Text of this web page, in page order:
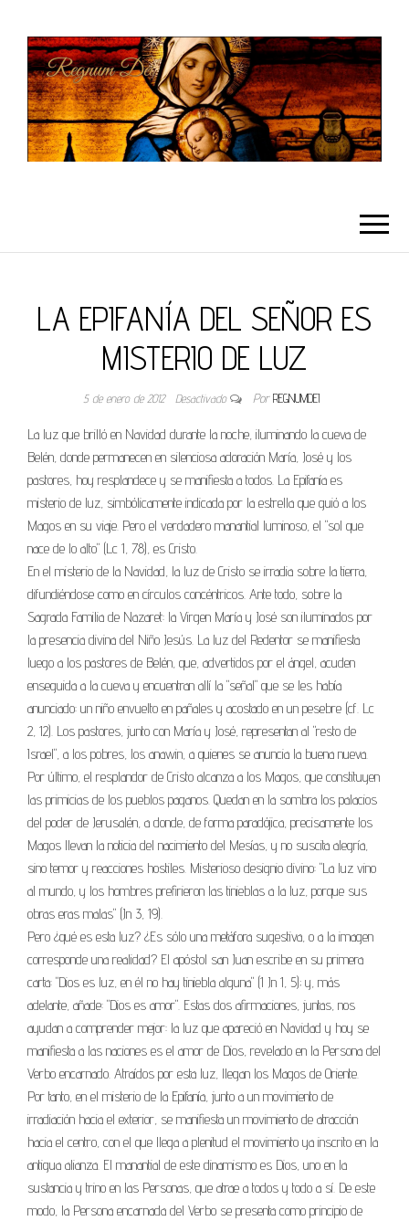
LA EPIFANÍA DEL SEÑOR ES
MISTERIO DE LUZ
5 de enero de 2012 Desactivado Por REGNUMDEI
La luz que brilló en Navidad durante la noche, iluminando la cueva de
Belén, donde permanecen en silenciosa adoración María, José y los
pastores, hoy resplandece y se manifiesta a todos. La Epifanía es
misterio de luz, simbólicamente indicada por la estrella que guió a los
Magos en su viaje. Pero el verdadero manantial luminoso, el "sol que
nace de lo alto" (Lc 1, 78), es Cristo.
En el misterio de la Navidad, la luz de Cristo se irradia sobre la tierra,
difundiéndose como en círculos concéntricos. Ante todo, sobre la
Sagrada Familia de Nazaret: la Virgen María y José son iluminados por
la presencia divina del Niño Jesús. La luz del Redentor se manifiesta
luego a los pastores de Belén, que, advertidos por el ángel, acuden
enseguida a la cueva y encuentran allí la "señal" que se les había
anunciado: un niño envuelto en pañales y acostado en un pesebre (cf. Lc
2, 12). Los pastores, junto con María y José, representan al "resto de
Israel", a los pobres, los anawin, a quienes se anuncia la buena nueva.
Por último, el resplandor de Cristo alcanza a los Magos, que constituyen
las primicias de los pueblos paganos. Quedan en la sombra los palacios
del poder de Jerusalén, a donde, de forma paradójica, precisamente los
Magos llevan la noticia del nacimiento del Mesías, y no suscita alegría,
sino temor y reacciones hostiles. Misterioso designio divino: "La luz vino
al mundo, y los hombres prefirieron las tinieblas a la luz, porque sus
obras eras malas" (Jn 3, 19).
Pero ¿qué es esta luz? ¿Es sólo una metáfora sugestiva, o a la imagen
corresponde una realidad? El apóstol san Juan escribe en su primera
carta: "Dios es luz, en él no hay tiniebla alguna" (1 Jn 1, 5); y, más
adelante, añade: "Dios es amor". Estas dos afirmaciones, juntas, nos
ayudan a comprender mejor: la luz que apareció en Navidad y hoy se
manifiesta a las naciones es el amor de Dios, revelado en la Persona del
Verbo encarnado. Atraídos por esta luz, llegan los Magos de Oriente.
Por tanto, en el misterio de la Epifanía, junto a un movimiento de
irradiación hacia el exterior, se manifiesta un movimiento de atracción
hacia el centro, con el que llega a plenitud el movimiento ya inscrito en la
antigua alianza. El manantial de este dinamismo es Dios, uno en la
sustancia y trino en las Personas, que atrae a todos y todo a sí. De este
modo, la Persona encarnada del Verbo se presenta como principio de